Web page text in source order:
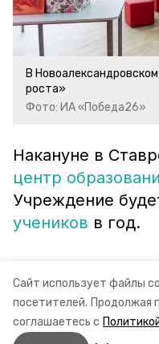
Сайт использует файлы
посетителей. Продолжая
соглашаетесь с
В
роста»
Фото: ИА «Победа26»
Накануне в
центр
Учреждение
учеников в год.
минобр ск